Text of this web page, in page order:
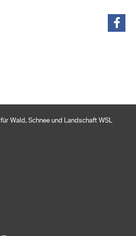
Wald, Schnee und Landschaft WSL